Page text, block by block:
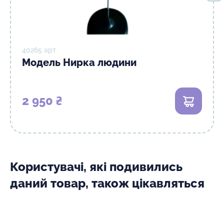
40265 арт
Модель Нирка людини
2 950 ₴ В кошик
Користувачі, які подивились
даний товар, також цікавляться